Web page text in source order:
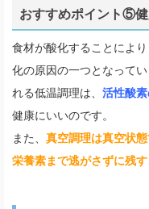
おすすめポイント⑤
食材が酸化することによ
化の原因の一つとなって
れる低温調理は、 活性酸
健康にいいのです。
また、 真空調理は真空状
栄養素まで逃がさずに残す